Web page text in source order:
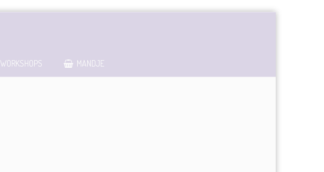
WORKSHOPS MANDJE